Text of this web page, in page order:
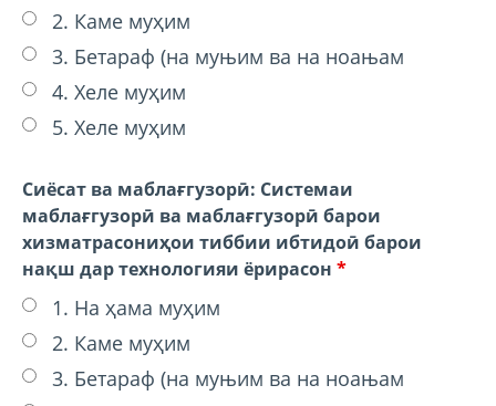
2. Каме муҳим
3. Бетараф (на муњим ва на ноањам
4. Хеле муҳим
5. Хеле муҳим
Сиёсат ва маблағгузорӣ: Системаи
маблағгузорӣ ва маблағгузорӣ барои
хизматрасониҳои тиббии ибтидоӣ барои
нақш дар технологияи ёрирасон *
1. На ҳама муҳим
2. Каме муҳим
3. Бетараф (на муњим ва на ноањам